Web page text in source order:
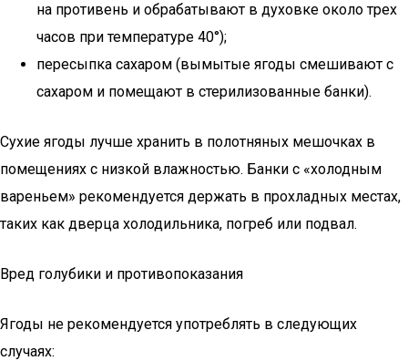
на противень и обрабатывают в духовке около трех
часов при температуре 40°);
пересыпка сахаром (вымытые ягоды смешивают с
сахаром и помещают в стерилизованные банки).
Сухие ягоды лучше хранить в полотняных мешочках в
помещениях с низкой влажностью. Банки с «холодным
вареньем» рекомендуется держать в прохладных местах,
таких как дверца холодильника, погреб или подвал.
Вред голубики и противопоказания
Ягоды не рекомендуется употреблять в следующих
случаях: